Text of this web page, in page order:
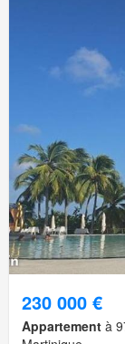
230 000 €
Appartement à